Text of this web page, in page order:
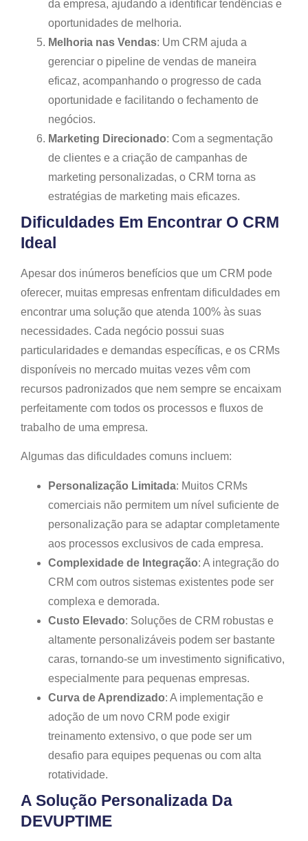
da empresa, ajudando a identificar tendências e
oportunidades de melhoria.
Melhoria nas Vendas: Um CRM ajuda a
gerenciar o pipeline de vendas de maneira
eficaz, acompanhando o progresso de cada
oportunidade e facilitando o fechamento de
negócios.
Marketing Direcionado: Com a segmentação
de clientes e a criação de campanhas de
marketing personalizadas, o CRM torna as
estratégias de marketing mais eficazes.
Dificuldades Em Encontrar O CRM
Ideal
Apesar dos inúmeros benefícios que um CRM pode
oferecer, muitas empresas enfrentam dificuldades em
encontrar uma solução que atenda 100% às suas
necessidades. Cada negócio possui suas
particularidades e demandas específicas, e os CRMs
disponíveis no mercado muitas vezes vêm com
recursos padronizados que nem sempre se encaixam
perfeitamente com todos os processos e fluxos de
trabalho de uma empresa.
Algumas das dificuldades comuns incluem:
Personalização Limitada: Muitos CRMs
comerciais não permitem um nível suficiente de
personalização para se adaptar completamente
aos processos exclusivos de cada empresa.
Complexidade de Integração: A integração do
CRM com outros sistemas existentes pode ser
complexa e demorada.
Custo Elevado: Soluções de CRM robustas e
altamente personalizáveis podem ser bastante
caras, tornando-se um investimento significativo,
especialmente para pequenas empresas.
Curva de Aprendizado: A implementação e
adoção de um novo CRM pode exigir
treinamento extensivo, o que pode ser um
desafio para equipes pequenas ou com alta
rotatividade.
A Solução Personalizada Da
DEVUPTIME